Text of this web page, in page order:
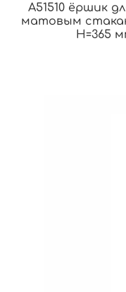
A51510 ёршик
матовым
H=365